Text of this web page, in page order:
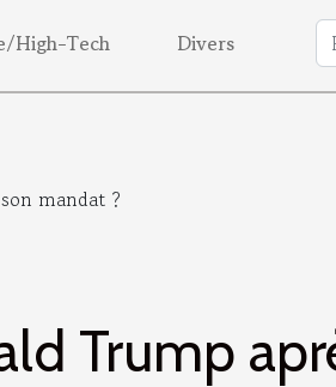
High-Tech Divers
mandat ?
Trump